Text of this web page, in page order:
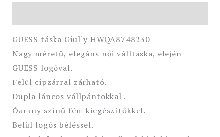
GUESS táska Giully HWQA8748230
Nagy méretű, elegáns női válltáska, elején
GUESS logóval.
Felül cipzárral zárható.
Dupla láncos vállpántokkal .
Óarany színű fém kiegészítőkkel.
Belül logós béléssel.